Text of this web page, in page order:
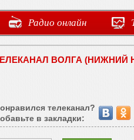
Радио онлайн
ВОЛГА
телеканал?
в закладки: